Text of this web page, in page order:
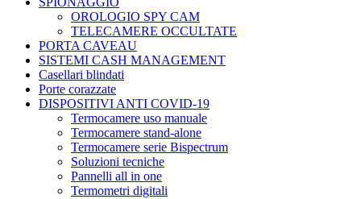
OROLOGIO SPY CAM
TELECAMERE OCCULTATE
PORTA CAVEAU
SISTEMI CASH MANAGEMENT
Casellari blindati
Porte corazzate
DISPOSITIVI ANTI COVID-19
Termocamere uso manuale
Termocamere stand-alone
Termocamere serie Bispectrum
Soluzioni tecniche
Pannelli all in one
Termometri digitali